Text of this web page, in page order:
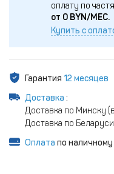
оплату по
от 0 BYN/МЕС.
Купить с
Гарантия 12 месяцев
Доставка :
Доставка по Минску
Доставка по
Оплата по